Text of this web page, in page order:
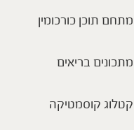
מתחם תוכן כורכומין
מתכונים בריאים
קטלוג קוסמטיקה